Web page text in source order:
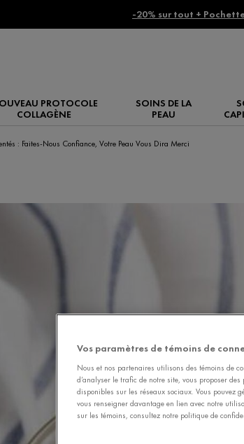
-20% sur tout +
PROTOCOLE
COLLAGÈNE
SOINS DE LA
PEAU
: Faites-Nous Confiance, Votre Peau Vous Dira Merci
Vos paramètres de témoins de
Nous et nos partenaires utilisons des témoins de
d’analyser le trafic de notre site, vous proposer
disponibles sur les réseaux sociaux. Vous pouvez
vous renseigner davantage en lien avec notre
sur les témoins, consultez notre politique de